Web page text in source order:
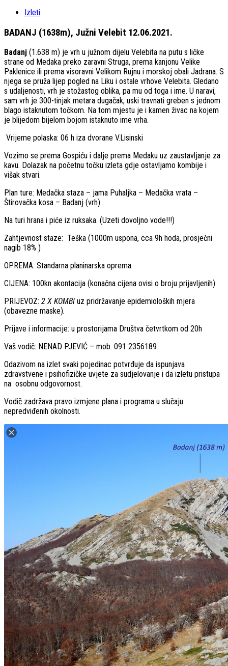
Izleti
BADANJ (1638m), Južni Velebit 12.06.2021.
Badanj (1.638 m) je vrh u južnom dijelu Velebita na putu s ličke
strane od Medaka preko zaravni Struga, prema kanjonu Velike
Paklenice ili prema visoravni Velikom Rujnu i morskoj obali Jadrana. S
njega se pruža lijep pogled na Liku i ostale vrhove Velebita. Gledano
s udaljenosti, vrh je stožastog oblika, pa mu od toga i ime. U naravi,
sam vrh je 300-tinjak metara dugačak, uski travnati greben s jednom
blago istaknutom točkom. Na tom mjestu je i kamen živac na kojem
je blijedom bijelom bojom istaknuto ime vrha.
Vrijeme polaska: 06 h iza dvorane V.Lisinski
Vozimo se prema Gospiću i dalje prema Medaku uz zaustavljanje za
kavu. Dolazak na početnu točku izleta gdje ostavljamo kombije i
višak stvari.
Plan ture: Medačka staza – jama Puhaljka – Medačka vrata –
Štirovačka kosa – Badanj (vrh)
Na turi hrana i piće iz ruksaka. (Uzeti dovoljno vode!!!)
Zahtjevnost staze: Teška (1000m uspona, cca 9h hoda, prosječni
nagib 18% )
OPREMA: Standarna planinarska oprema.
CIJENA: 100kn akontacija (konačna cijena ovisi o broju prijavljenih)
PRIJEVOZ: 2 X KOMBI uz pridržavanje epidemioloških mjera
(obavezne maske).
Prijave i informacije: u prostorijama Društva četvrtkom od 20h
Vaš vodič: NENAD PJEVIĆ – mob. 091 2356189
Odazivom na izlet svaki pojedinac potvrđuje da ispunjava
zdravstvene i psihofizičke uvjete za sudjelovanje i da izletu pristupa
na osobnu odgovornost.
Vodič zadržava pravo izmjene plana i programa u slučaju
nepredviđenih okolnosti.